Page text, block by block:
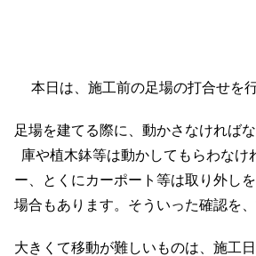
本日は、施工前の足場の打合せを
足場を建てる際に、動かさなければ
庫や植木鉢等は動かしてもらわなけ
ー、とくにカーポート等は取り外し
場合もあります。そういった確認を
大きくて移動が難しいものは、施工